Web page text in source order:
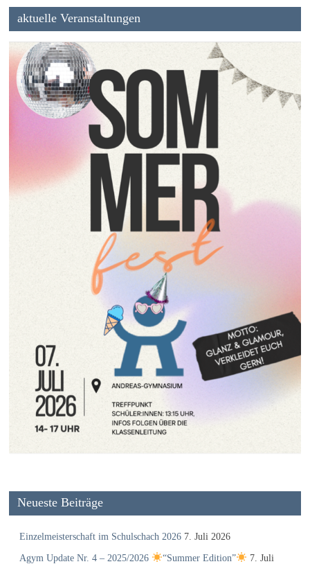
aktuelle Veranstaltungen
Neueste Beiträge
Einzelmeisterschaft im Schulschach 2026 7. Juli 2026
Agym Update Nr. 4 – 2025/2026 “Summer Edition”
7. Juli